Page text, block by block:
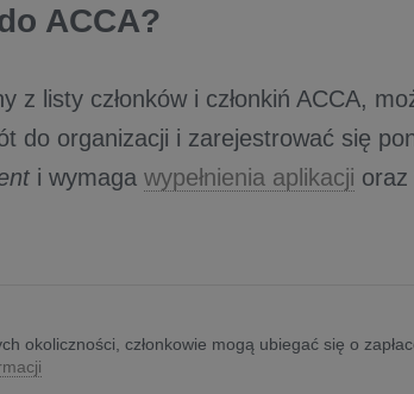
ACCA?
z listy członków i członkiń ACCA,
do organizacji i zarejestrować się
i wymaga wypełnienia aplikacji oraz
okoliczności, członkowie mogą ubiegać się o